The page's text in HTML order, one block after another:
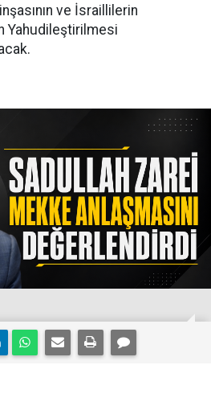
ve İsraillilerin
Yahudileştirilmesi